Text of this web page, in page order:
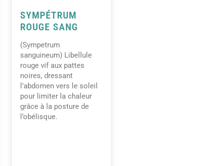
SYMPÉTRUM
ROUGE SANG
(Sympetrum
sanguineum) Libellule
rouge vif aux pattes
noires, dressant
l’abdomen vers le soleil
pour limiter la chaleur
grâce à la posture de
l’obélisque.